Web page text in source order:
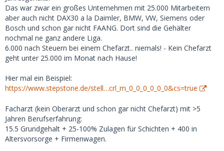
Besonders der letzte Punkt klingt für mich wirklich seltsam.
Ich weiß nicht einmal, welche Berufe in Deutschland zu
einem verfügbaren Einkommen von über 4.000 führen
würden (man muss auch für zusätzliche Kosten aufkommen,
über das Taschengeld hinaus). Das Gehalt eines erfahrenen
Chefarztes beträgt etwa 6.000 pro Monat nach Steuern.
Lebensunterhalt. Zwar nicht unmöglich, aber dann denke
ich an Profifußballer und sehr erfolgreiche Unternehmer.
Okay, fairerweise muss man sagen, dass ich mich als
schlanke 18-jährige Europäerin angemeldet habe (nach
meinen 'Eigenschaften'), was 'meinen' Marktwert erhöht.
Aber das zeigt, wie verzweifelt manche Männer sind.
Das war zwar ein großes Unternehmen mit 25.000 Mitarbeitern
aber auch nicht DAX30 a la Daimler, BMW, VW, Siemens oder
Bosch und schon gar nicht FAANG. Dort sind die Gehälter
nochmal ne ganz andere Liga.
6.000 nach Steuern bei einem Chefarzt.. niemals! - Kein Chefarzt
geht unter 25.000 im Monat nach Hause!
Hier mal ein Beispiel:
https://www.stepstone.de/stell…crl_m_0_0_0_0_0_0&cs=true
Facharzt (kein Oberarzt und schon gar nicht Chefarzt) mit >5
Jahren Berufserfahrung:
15.5 Grundgehalt + 25-100% Zulagen für Schichten + 400 in
Altersvorsorge + Firmenwagen.